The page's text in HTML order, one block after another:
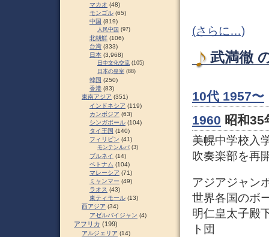
(さらに…)
武満徹
10代 1957〜
1960 昭和35
美幌中学校入
吹奏楽部を再
アジアジャン
世界各国のボ
明仁皇太子殿
ト団
マカオ (48)
モンゴル (65)
中国 (819)
人民中国 (97)
北朝鮮 (106)
台湾 (333)
日本 (3,968)
日中文化交流 (105)
日本の皇室 (88)
韓国 (250)
香港 (83)
東南アジア (351)
インドネシア (119)
カンボジア (63)
シンガポール (104)
タイ王国 (140)
フィリピン (41)
モンテンルパ (3)
ブルネイ (14)
ベトナム (104)
マレーシア (71)
ミャンマー (49)
ラオス (43)
東ティモール (13)
西アジア (34)
アゼルバイジャン (4)
アフリカ (199)
アルジェリア (14)